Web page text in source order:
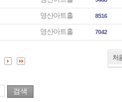
영산아트홀 8516
영산아트홀 7042
처